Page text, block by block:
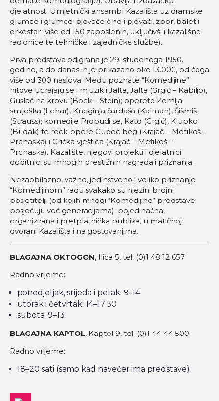
djelatnost. Umjetnički ansambl Kazališta uz dramske
glumce i glumce-pjevače čine i pjevači, zbor, balet i
orkestar (više od 150 zaposlenih, uključivši i kazališne
radionice te tehničke i zajedničke službe).
Prva predstava odigrana je 29. studenoga 1950.
godine, a do danas ih je prikazano oko 13.000, od čega
više od 300 naslova. Među poznate “Komedijine”
hitove ubrajaju se i mjuzikli Jalta, Jalta (Grgić – Kabiljo),
Guslač na krovu (Bock – Stein); operete Zemlja
smiješka (Lehar), Kneginja čardaša (Kalman), Šišmiš
(Strauss); komedije Probudi se, Kato (Grgić), Klupko
(Budak) te rock-opere Gubec beg (Krajač – Metikoš –
Prohaska) i Grička vještica (Krajač – Metikoš –
Prohaska). Kazalište, njegovi projekti i djelatnici
dobitnici su mnogih prestižnih nagrada i priznanja.
Nezaobilazno, važno, jedinstveno i veliko priznanje
“Komedijinom” radu svakako su njezini brojni
posjetitelji (od kojih mnogi “Komedijine” predstave
posjećuju već generacijama): pojedinačna,
organizirana i pretplatnička publika, u matičnoj
dvorani Kazališta i na gostovanjima.
BLAGAJNA OKTOGON, Ilica 5, tel: (0)1 48 12 657
Radno vrijeme:
ponedjeljak, srijeda i petak: 9–14
utorak i četvrtak: 14–17:30
subota: 9–13
BLAGAJNA KAPTOL, Kaptol 9, tel: (0)1 44 44 500;
Radno vrijeme:
18–20 sati (samo kad navečer ima predstave)